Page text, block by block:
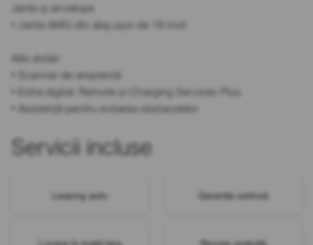
Jante și anvelope
• Jante AMG din aliaj ușor de 18 inch
Alte dotări
• Scanner de amprentă
• Extra digital: Remote și Charging Services Plus
• Asistență pentru evitarea obstacolelor
Servicii incluse
Leasing auto Garanție extinsă